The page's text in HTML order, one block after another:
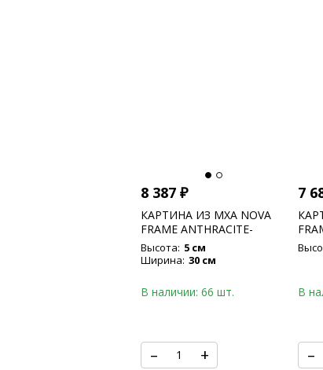
8 387 ₽
КАРТИНА ИЗ МХА NOVA
FRAME ANTHRACITE-
CONCRETE 100% FLAT
MOSS
Высота: 5 см
Ширина: 30 см
В наличии: 66 шт.
– +
7
В
–